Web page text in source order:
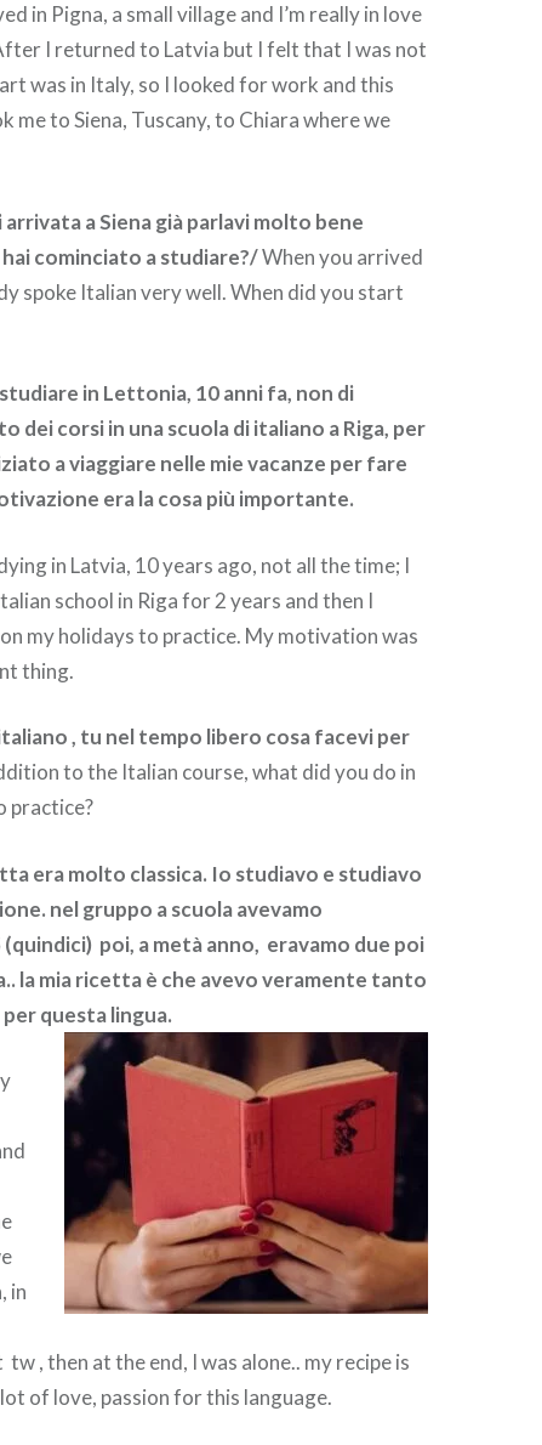
in Pigna, a small village and I’m really in love
I returned to Latvia but I felt that I was not
was in Italy, so I looked for work and this
me to Siena, Tuscany, to Chiara where we
a Siena già parlavi molto bene
cominciato a studiare?/When you arrived
spoke Italian very well. When did you start
in Lettonia, 10 anni fa, non di
dei corsi in una scuola di italiano a Riga, per
a viaggiare nelle mie vacanze per fare
era la cosa più importante.
in Latvia, 10 years ago, not all the time; I
school in Riga for 2 years and then I
my holidays to practice. My motivation was
thing.
, tu nel tempo libero cosa facevi per
to the Italian course, what did you do in
practice?
era molto classica. Io studiavo e studiavo
nel gruppo a scuola avevamo
poi, a metà anno, eravamo due poi
la mia ricetta è che avevo veramente tanto
questa lingua.
in
, then at the end, I was alone.. my recipe is
of love, passion for this language.